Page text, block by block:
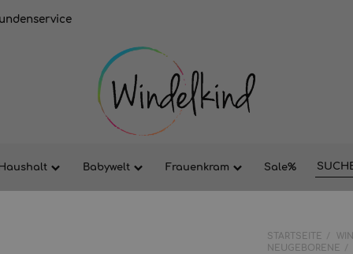
Haushalt Babywelt Frauenkram Sale%
STARTSEITE
NEUGEBORENE